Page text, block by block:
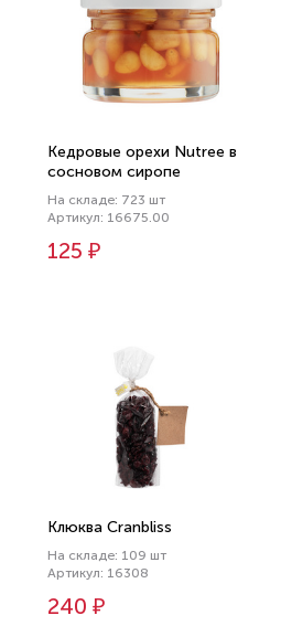
Кедровые орехи Nutree в
сосновом сиропе
На складе: 723 шт
Артикул: 16675.00
125 ₽
Клюква Cranbliss
На складе: 109 шт
Артикул: 16308
240 ₽